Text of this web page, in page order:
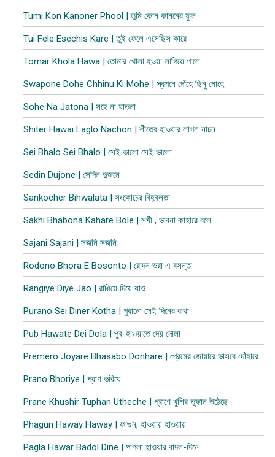
Tumi Kon Kanoner Phool | তুমি কোন কাননের ফুল
Tui Fele Esechis Kare | তুই ফেলে এসেছিস কারে
Tomar Khola Hawa | তোমার খোলা হওয়া লাগিয়ে পালে
Swapone Dohe Chhinu Ki Mohe | স্বপনে দোঁহে ছিনু মোহে
Sohe Na Jatona | সহে না যাতনা
Shiter Hawai Laglo Nachon | শীতের হাওয়ার লাগল নাচন
Sei Bhalo Sei Bhalo | সেই ভালো সেই ভালো
Sedin Dujone | সেদিন দুজনে
Sankocher Bihwalata | সংকোচের বিহ্বলতা
Sakhi Bhabona Kahare Bole | সখী , ভাবনা কাহারে বলে
Sajani Sajani | সজনি সজনি
Rodono Bhora E Bosonto | রোদন ভরা এ বসন্ত
Rangiye Diye Jao | রাঙিয়ে দিয়ে যাও
Purano Sei Diner Kotha | পুরানো সেই দিনের কথা
Pub Hawate Dei Dola | পুব​-হাওয়াতে দেয় দোলা
Premero Joyare Bhasabo Donhare | প্রেমের জোয়ারে ভাসবে দোঁহারে
Prano Bhoriye | প্রাণ ভরিয়ে
Prane Khushir Tuphan Utheche | প্রাণে খুশির তুফান উঠেছে
Phagun Haway Haway | ফাগুন, হাওয়ায় হাওয়ায়
Pagla Hawar Badol Dine | পাগলা হাওয়ার বাদল-দিনে